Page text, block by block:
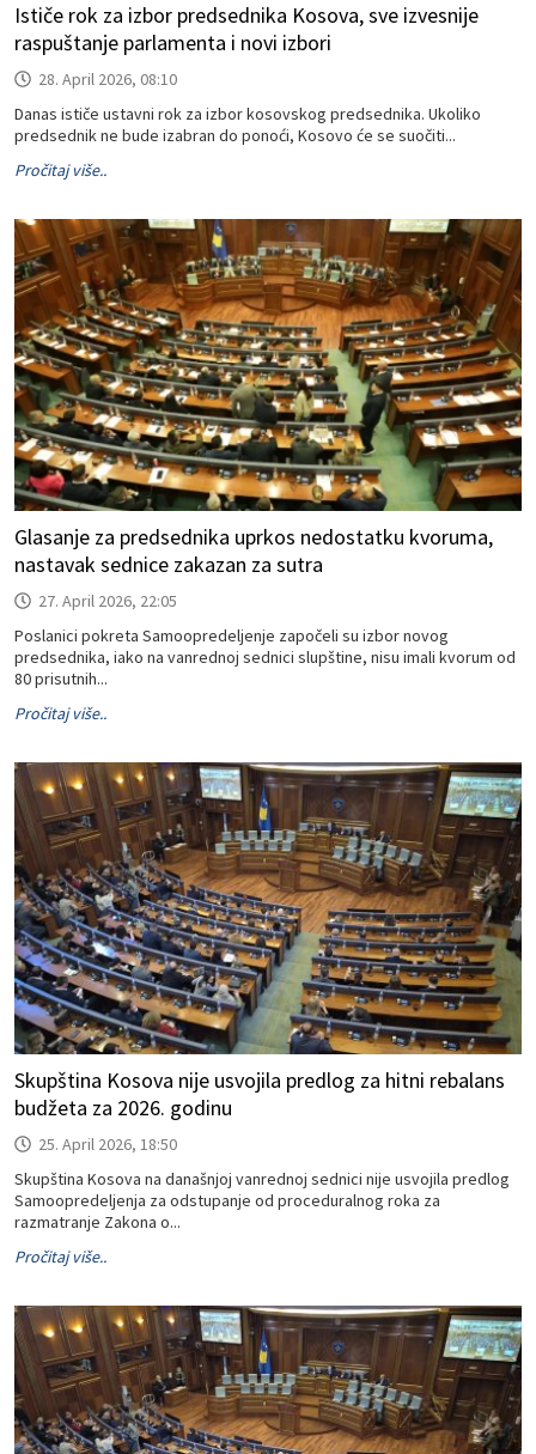
Ističe rok za izbor predsednika Kosova, sve izvesnije
raspuštanje parlamenta i novi izbori
28. April 2026, 08:10
Danas ističe ustavni rok za izbor kosovskog predsednika. Ukoliko
predsednik ne bude izabran do ponoći, Kosovo će se suočiti...
Pročitaj više..
Glasanje za predsednika uprkos nedostatku kvoruma,
nastavak sednice zakazan za sutra
27. April 2026, 22:05
Poslanici pokreta Samoopredeljenje započeli su izbor novog
predsednika, iako na vanrednoj sednici slupštine, nisu imali kvorum od
80 prisutnih...
Pročitaj više..
Skupština Kosova nije usvojila predlog za hitni rebalans
budžeta za 2026. godinu
25. April 2026, 18:50
Skupština Kosova na današnjoj vanrednoj sednici nije usvojila predlog
Samoopredeljenja za odstupanje od proceduralnog roka za
razmatranje Zakona o...
Pročitaj više..